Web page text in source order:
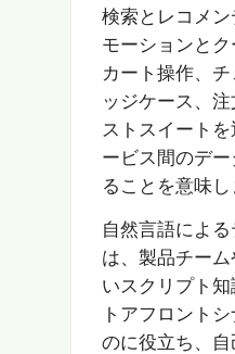
検索とレコメ
モーションとク
カート操作、
ッジケース、
ストスイート
ービス間のデ
ることを意味し
自然言語によ
は、製品チー
いスクリプト
トアフロント
のに役立ち、